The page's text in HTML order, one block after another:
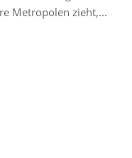
Metropolen zieht,...